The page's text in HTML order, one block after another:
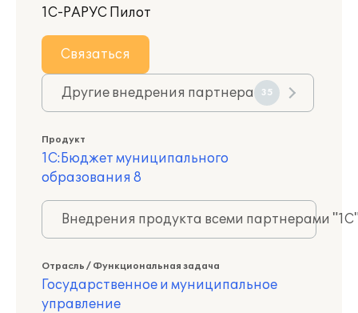
1С-РАРУС Пилот
Связаться
Другие внедрения партнера 35
Продукт
1С:Бюджет муниципального
образования 8
Внедрения продукта всеми партнерами
Отрасль / Функциональная задача
Государственное и муниципальное
управление